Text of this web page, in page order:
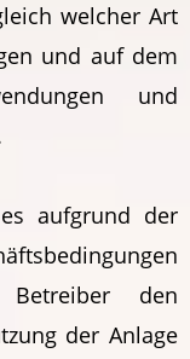
welcher Art
und auf dem
und
aufgrund der
den
der Anlage